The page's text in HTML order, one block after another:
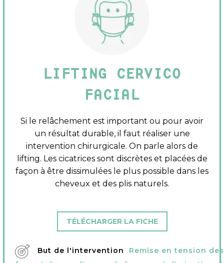
LIFTING CERVICO
FACIAL
Si le relâchement est important ou pour avoir
un résultat durable, il faut réaliser une
intervention chirurgicale. On parle alors de
lifting. Les cicatrices sont discrètes et placées de
façon à être dissimulées le plus possible dans les
cheveux et des plis naturels.
TÉLÉCHARGER LA FICHE
But de l'intervention
Remise en tension